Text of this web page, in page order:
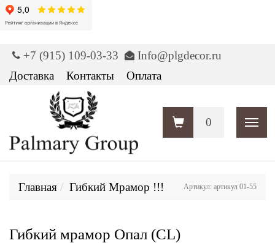
+7 (915) 109-03-33
Info@plgdecor.ru
Доставка
Контакты Оплата
0
Главная Гибкий Мрамор !!! Артикул: артикул 01-55
Гибкий мрамор Опал (CL)